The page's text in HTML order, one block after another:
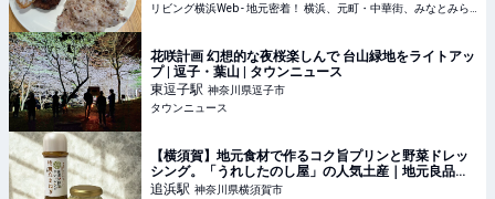
花咲計画 幻想的な夜桜楽しんで 台山緑地をライトアッ
プ | 逗子・葉山 | タウンニュース
東逗子駅 神奈川県逗子市
タウンニュース
【横須賀】地元食材で作るコク旨プリンと野菜ドレッ
シング。「うれしたのし屋」の人気土産｜地元良品
JOURNEY-三浦半島篇-
追浜駅 神奈川県横須賀市